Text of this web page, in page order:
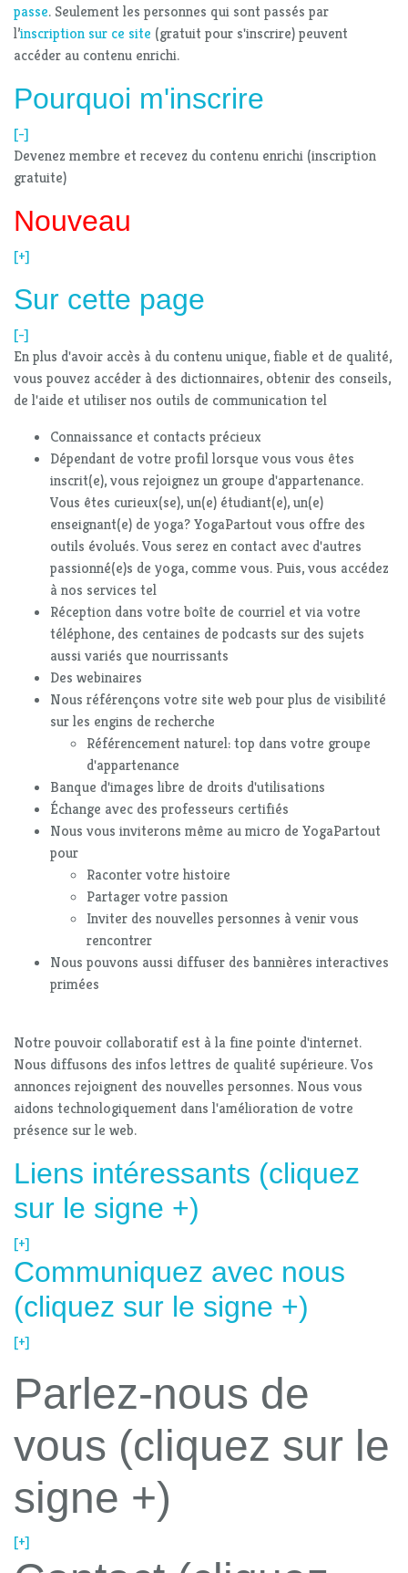
passe. Seulement les personnes qui sont passés par
l’inscription sur ce site (gratuit pour s'inscrire) peuvent
accéder au contenu enrichi.
Pourquoi m'inscrire
[-]
Devenez membre et recevez du contenu enrichi (inscription
gratuite)
Nouveau
[+]
Sur cette page
[-]
En plus d'avoir accès à du contenu unique, fiable et de qualité,
vous pouvez accéder à des dictionnaires, obtenir des conseils,
de l'aide et utiliser nos outils de communication tel
Connaissance et contacts précieux
Dépendant de votre profil lorsque vous vous êtes
inscrit(e), vous rejoignez un groupe d'appartenance.
Vous êtes curieux(se), un(e) étudiant(e), un(e)
enseignant(e) de yoga? YogaPartout vous offre des
outils évolués. Vous serez en contact avec d'autres
passionné(e)s de yoga, comme vous. Puis, vous accédez
à nos services tel
Réception dans votre boîte de courriel et via votre
téléphone, des centaines de podcasts sur des sujets
aussi variés que nourrissants
Des webinaires
Nous référençons votre site web pour plus de visibilité
sur les engins de recherche
Référencement naturel: top dans votre groupe
d'appartenance
Banque d'images libre de droits d'utilisations
Échange avec des professeurs certifiés
Nous vous inviterons même au micro de YogaPartout
pour
Raconter votre histoire
Partager votre passion
Inviter des nouvelles personnes à venir vous
rencontrer
Nous pouvons aussi diffuser des bannières interactives
primées
Notre pouvoir collaboratif est à la fine pointe d'internet.
Nous diffusons des infos lettres de qualité supérieure. Vos
annonces rejoignent des nouvelles personnes. Nous vous
aidons technologiquement dans l'amélioration de votre
présence sur le web.
Liens intéressants (cliquez
sur le signe +)
[+]
Communiquez avec nous
(cliquez sur le signe +)
[+]
Parlez-nous de
vous (cliquez sur le
signe +)
[+]